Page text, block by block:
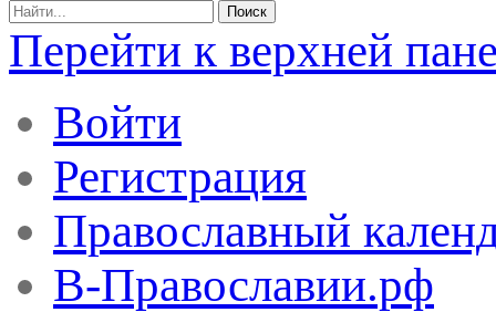
Перейти к верхней
Войти
Регистрация
Православный
В-Православии.рф